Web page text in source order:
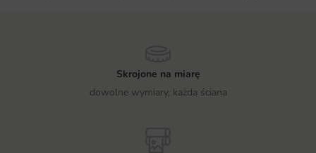
Skrojone na miarę
dowolne wymiary, każda ściana